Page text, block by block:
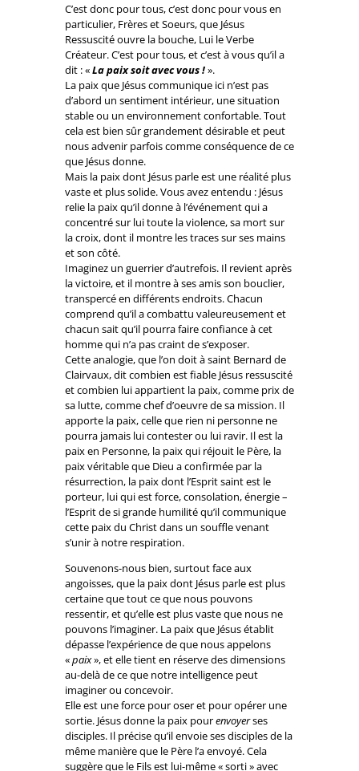
C’est donc pour tous, c’est donc pour vous en
particulier, Frères et Soeurs, que Jésus
Ressuscité ouvre la bouche, Lui le Verbe
Créateur. C’est pour tous, et c’est à vous qu’il a
dit :«La paix soit avec vous !».
La paix que Jésus communique ici n’est pas
d’abord un sentiment intérieur, une situation
stable ou un environnement confortable. Tout
cela est bien sûr grandement désirable et peut
nous advenir parfois comme conséquence de ce
que Jésus donne.
Mais la paix dont Jésus parle est une réalité plus
vaste et plus solide. Vous avez entendu : Jésus
relie la paix qu’il donne à l’événement qui a
concentré sur lui toute la violence, sa mort sur
la croix, dont il montre les traces sur ses mains
et son côté.
Imaginez un guerrier d’autrefois. Il revient après
la victoire, et il montre à ses amis son bouclier,
transpercé en différents endroits. Chacun
comprend qu’il a combattu valeureusement et
chacun sait qu’il pourra faire confiance à cet
homme qui n’a pas craint de s’exposer.
Cette analogie, que l’on doit à saint Bernard de
Clairvaux, dit combien est fiable Jésus ressuscité
et combien lui appartient la paix, comme prix de
sa lutte, comme chef d’oeuvre de sa mission. Il
apporte la paix, celle que rien ni personne ne
pourra jamais lui contester ou lui ravir. Il est la
paix en Personne, la paix qui réjouit le Père, la
paix véritable que Dieu a confirmée par la
résurrection, la paix dont l’Esprit saint est le
porteur, lui qui est force, consolation, énergie –
l’Esprit de si grande humilité qu’il communique
cette paix du Christ dans un souffle venant
s’unir à notre respiration.
Souvenons-nous bien, surtout face aux
angoisses, que la paix dont Jésus parle est plus
certaine que tout ce que nous pouvons
ressentir, et qu’elle est plus vaste que nous ne
pouvons l’imaginer. La paix que Jésus établit
dépasse l’expérience de que nous appelons
«paix», et elle tient en réserve des dimensions
au-delà de ce que notre intelligence peut
imaginer ou concevoir.
Elle est une force pour oser et pour opérer une
sortie. Jésus donne la paix pourenvoyerses
disciples. Il précise qu’il envoie ses disciples de la
même manière que le Père l’a envoyé. Cela
suggère que le Fils est lui-même « sorti » avec